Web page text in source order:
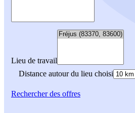
Lieu de travail
Distance autour du lieu choisi
Rechercherdes offres